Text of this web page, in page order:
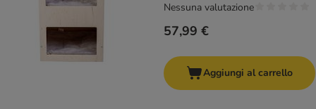
57,99 €
Nessuna valutazione
Aggiungi al carrello